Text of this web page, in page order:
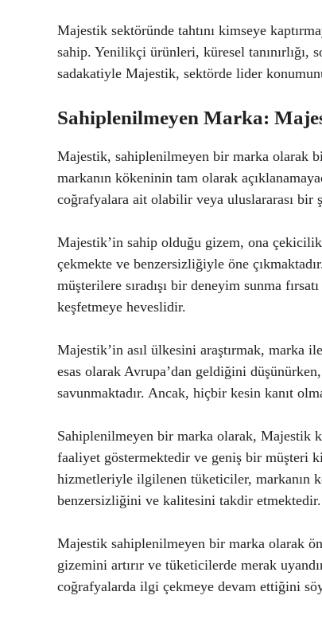
Majestik sektöründe tahtını kimseye
sahip. Yenilikçi ürünleri, küresel
sadakatiyle Majestik, sektörde lider
Sahiplenilmeyen Marka:
Majestik, sahiplenilmeyen bir marka olarak
markanın kökeninin tam olarak
coğrafyalara ait olabilir veya uluslararası
Majestik’in sahip olduğu gizem, ona
çekmekte ve benzersizliğiyle öne
müşterilere sıradışı bir deneyim sunma
keşfetmeye heveslidir.
Majestik’in asıl ülkesini araştırmak, marka
esas olarak Avrupa’dan geldiğini
savunmaktadır. Ancak, hiçbir kesin kanıt
Sahiplenilmeyen bir marka olarak, Majestik
faaliyet göstermektedir ve geniş bir müşteri
hizmetleriyle ilgilenen tüketiciler, markanın
benzersizliğini ve kalitesini takdir etmektedir.
Majestik sahiplenilmeyen bir marka olarak
gizemini artırır ve tüketicilerde merak
coğrafyalarda ilgi çekmeye devam ettiğini